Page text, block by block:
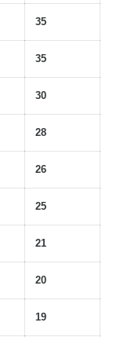
35
35
30
28
26
25
21
20
19